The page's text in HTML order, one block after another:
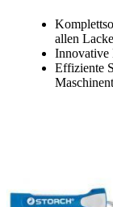
allen
Innovative
Effiziente